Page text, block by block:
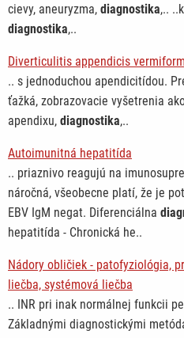
cievy, aneuryzma, diagnostika,..
diagnostika,..
Diverticulitis appendicis
.. s jednoduchou apendicitídou.
ťažká, zobrazovacie vyšetrenia
apendixu, diagnostika,..
Autoimunitná hepatitída
.. priaznivo reagujú na
náročná, všeobecne platí, že je
EBV IgM negat. Diferenciálna
hepatitída - Chronická he..
Nádory obličiek - patofyziológia,
liečba, systémová liečba
.. INR pri inak normálnej funkcii
Základnými diagnostickými